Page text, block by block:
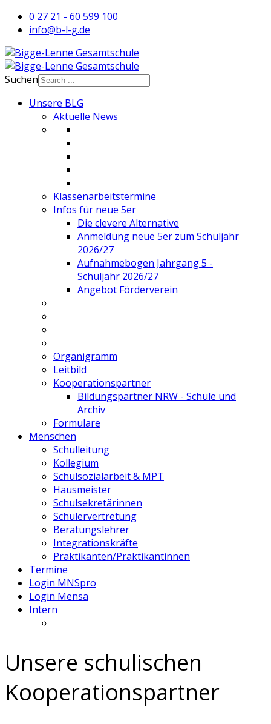
0 27 21 - 60 599 100
info@b-l-g.de
Suchen
Unsere BLG
Aktuelle News
Klassenarbeitstermine
Infos für neue 5er
Die clevere Alternative
Anmeldung neue 5er zum Schuljahr
2026/27
Aufnahmebogen Jahrgang 5 -
Schuljahr 2026/27
Angebot Förderverein
Organigramm
Leitbild
Kooperationspartner
Bildungspartner NRW - Schule und
Archiv
Formulare
Menschen
Schulleitung
Kollegium
Schulsozialarbeit & MPT
Hausmeister
Schulsekretärinnen
Schülervertretung
Beratungslehrer
Integrationskräfte
Praktikanten/Praktikantinnen
Termine
Login MNSpro
Login Mensa
Intern
Unsere schulischen
Kooperationspartner